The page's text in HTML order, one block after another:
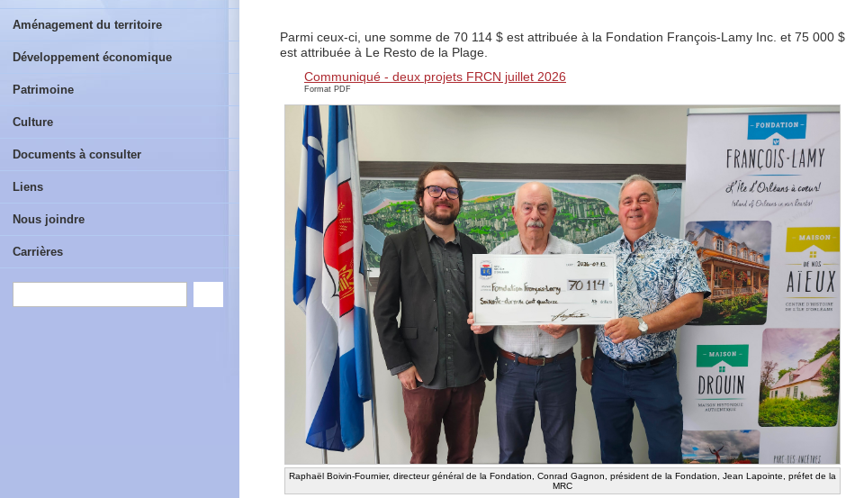
Aménagement du territoire
Développement économique
Patrimoine
Culture
Documents à consulter
Liens
Nous joindre
Carrières
Parmi ceux-ci, une somme de 70 114 $ est attribuée à la Fondation François-Lamy Inc. et 75 000 $
est attribuée à Le Resto de la Plage.
Communiqué - deux projets FRCN juillet 2026
Format PDF
Raphaël Boivin-Fournier, directeur général de la Fondation, Conrad Gagnon, président de la Fondation, Jean Lapointe, préfet de la
MRC